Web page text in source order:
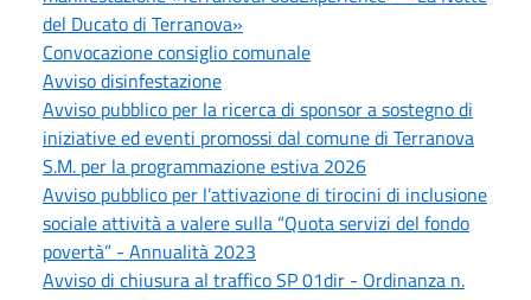
del Ducato di Terranova»
Convocazione consiglio comunale
Avviso disinfestazione
Avviso pubblico per la ricerca di sponsor a sostegno di
iniziative ed eventi promossi dal comune di Terranova
S.M. per la programmazione estiva 2026
Avviso pubblico per l’attivazione di tirocini di inclusione
sociale attività a valere sulla “Quota servizi del fondo
povertà” - Annualità 2023
Avviso di chiusura al traffico SP 01dir - Ordinanza n.